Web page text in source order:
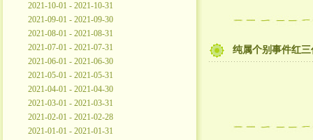
2021-10-01 - 2021-10-31
2021-09-01 - 2021-09-30
2021-08-01 - 2021-08-31
2021-07-01 - 2021-07-31
2021-06-01 - 2021-06-30
2021-05-01 - 2021-05-31
2021-04-01 - 2021-04-30
2021-03-01 - 2021-03-31
2021-02-01 - 2021-02-28
2021-01-01 - 2021-01-31
纯属个别事件红